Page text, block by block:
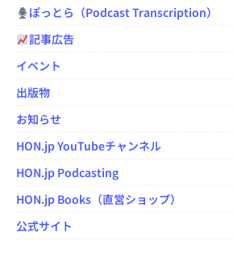
ぽっとら（Podcast Transcription）
記事広告
イベント
出版物
お知らせ
HON.jp YouTubeチャンネル
HON.jp Podcasting
HON.jp Books（直営ショップ）
公式サイト